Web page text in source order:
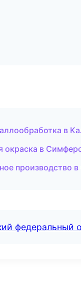
в
в
производство
федеральный